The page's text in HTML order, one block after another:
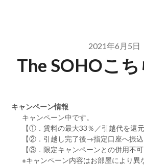
2021年6月5日
The SOHOこ
キャンペーン情報
キャンペーン中です。
【①．賃料の最大33％／引越代を還元
【②．引越し完了後→指定口座へ振込
【③．限定キャンペーンとの併用不可
※キャンペーン内容はお部屋により異